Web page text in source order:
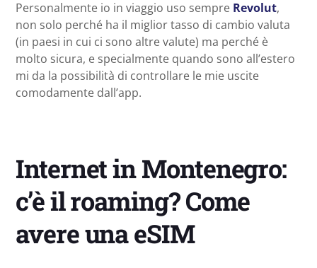
Personalmente io in viaggio uso sempre Revolut,
non solo perché ha il miglior tasso di cambio valuta
(in paesi in cui ci sono altre valute) ma perché è
molto sicura, e specialmente quando sono all’estero
mi da la possibilità di controllare le mie uscite
comodamente dall’app.
Internet in Montenegro:
c’è il roaming? Come
avere una eSIM